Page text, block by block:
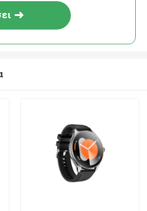
W10 PRO watch
μετρό παιχνίδι κλήση